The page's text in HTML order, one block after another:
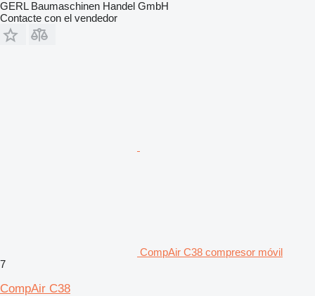
GERL Baumaschinen Handel GmbH
Contacte con el vendedor
CompAir C38 compresor móvil
7
CompAir C38